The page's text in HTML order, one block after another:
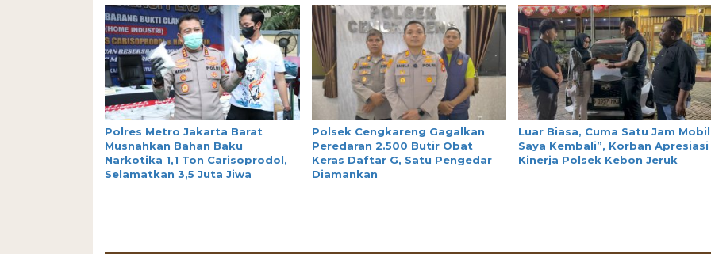
Polres Metro Jakarta Barat
Musnahkan Bahan Baku
Narkotika 1,1 Ton Carisoprodol,
Selamatkan 3,5 Juta Jiwa
Polsek Cengkareng Gagalkan
Peredaran 2.500 Butir Obat
Keras Daftar G, Satu Pengedar
Diamankan
Luar Biasa, Cuma Satu Jam Mobil
Saya Kembali”, Korban Apresiasi
Kinerja Polsek Kebon Jeruk